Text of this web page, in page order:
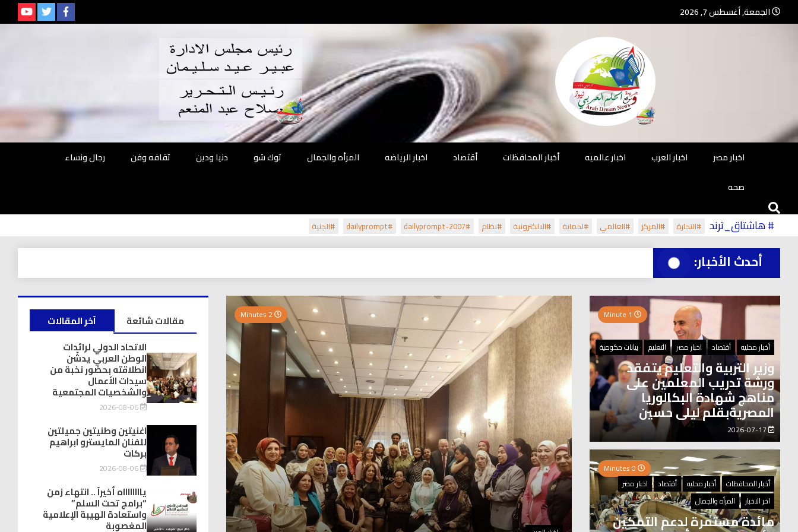
الجمعة, أغسطس 7, 2026
جريدة الحلم
العربي نيوز
جريدة مستقلة – صحافة تضيئ لك الواقع
اخبار مصر
اخبار العرب اخبار عالميه أخبار المحافظات أقتصاد اخبار الرياضه المرأه والجمال توك شو دنيا ودين ثقافه وفن
رجال ونساء
صحه
# هاشتاق_ترند #التجارة #المركز #العالمي #لحماية #الالكترونية #نظام #dailyprompt-2007
#dailyprompt #الجنية
أحدث الأخبار:
أخبار محليه أقتصاد اخبار مصر التعليم بيانات حكومية
وزير التربية والتعليم يتفقد
ورشة تدريب المعلمين على
مناهج شهادة البكالوريا
المصريةبقلم ليلى حسين
2026-07-17
أخبار المحافظات
أخبار محليه أقتصاد
اخبار مصر
اخر الاخبار
المرأه والجمال
مائدة مستمرة لدعم التمكين
0 Minutes آخر المقالات
مقالات شائعة
الاتحاد الدولي لرائدات
الوطن العربي يدشّن
انطلاقته بحضور نخبة من
سيدات الأعمال
والشخصيات المجتمعية
2026-08-06
اغنيتين وطنيتين جميلتين
للفنان المايسترو ابراهيم
بركات
2026-08-06
يااااااااه أخيراً .. انتهاء زمن
“برامج تحت السلم”
واستعادة الهيبة الإعلامية
المغصوبة